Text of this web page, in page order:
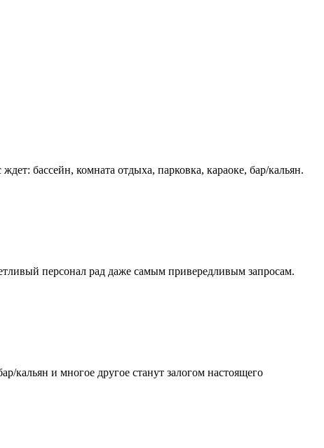
бассейн, комната отдыха, парковка, караоке, бар/кальян.
персонал рад даже самым привередливым запросам.
кальян и многое другое станут залогом настоящего